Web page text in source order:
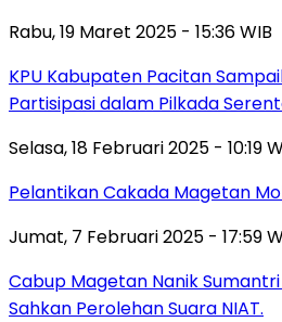
Rabu, 19 Maret 2025 - 15:36 WIB
KPU Kabupaten Pacitan
Partisipasi dalam Pilkada
Selasa, 18 Februari 2025 - 10:19
Pelantikan Cakada Magetan
Jumat, 7 Februari 2025 - 17:59
Cabup Magetan Nanik
Sahkan Perolehan Suara NIAT.